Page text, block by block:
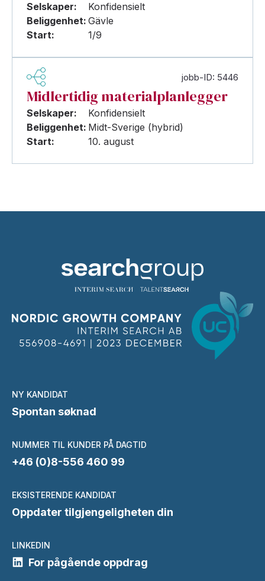
Selskaper:
Konfidensielt
Beliggenhet: Gävle
Start:
1/9
jobb-ID: 5446
Midlertidig materialplanlegger
Selskaper:
Konfidensielt
Beliggenhet: Midt-Sverige (hybrid)
Start:
10. august
NY KANDIDAT
Spontan søknad
NUMMER TIL KUNDER PÅ DAGTID
+46 (0)8-556 460 99
EKSISTERENDE KANDIDAT
Oppdater tilgjengeligheten din
LINKEDIN
For pågående oppdrag